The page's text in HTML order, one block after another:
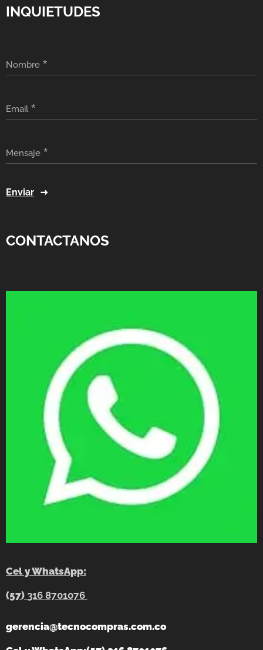
INQUIETUDES
Nombre
Email
Mensaje
Enviar
CONTACTANOS
Cel y WhatsApp:
(57) 316 8701076
gerencia@tecnocompras.com.co